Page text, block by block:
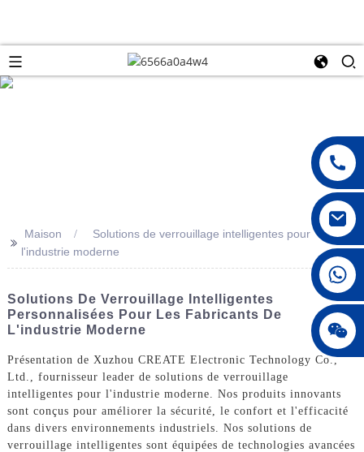
008615396811719
>> Maison
Solutions de verrouillage intelligentes pour
l'industrie moderne
Solutions De Verrouillage Intelligentes
Personnalisées Pour Les Fabricants De
L'industrie Moderne
Présentation de Xuzhou CREATE Electronic Technology Co.,
Ltd., fournisseur leader de solutions de verrouillage
intelligentes pour l'industrie moderne. Nos produits innovants
sont conçus pour améliorer la sécurité, le confort et l'efficacité
dans divers environnements industriels. Nos solutions de
verrouillage intelligentes sont équipées de technologies avancées